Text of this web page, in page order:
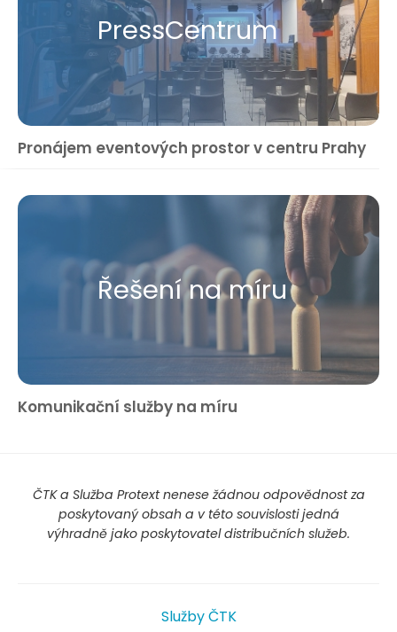
Press​Centrum
Pronájem eventových prostor v centru Prahy
Řešení na míru
Komunikační služby na míru
ČTK a Služba Protext nenese žádnou odpovědnost za
poskytovaný obsah a v této souvislosti jedná
výhradně jako poskytovatel distribučních služeb.
Služby ČTK